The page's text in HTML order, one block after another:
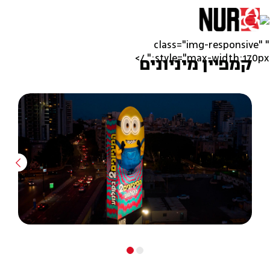
" class="img-responsive"
style="max-width:170px;" />
קמפיין מיניונים